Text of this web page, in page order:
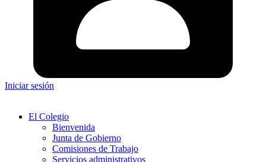
Iniciar sesión
El Colegio
Bienvenida
Junta de Gobierno
Comisiones de Trabajo
Servicios administrativos